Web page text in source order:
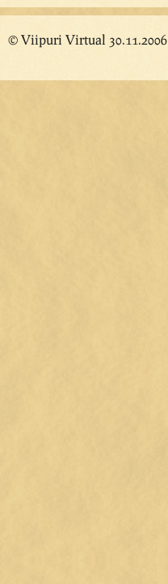
© Viipuri Virtual 30.11.2006